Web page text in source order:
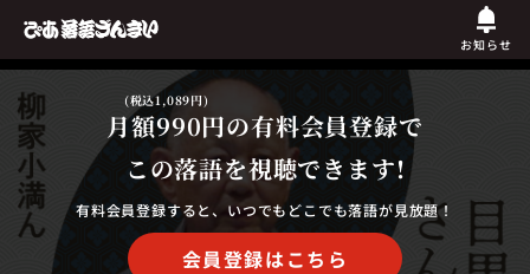
お知らせ
月額990円
(税込1,089円)
の有料会員登録で
この落語を視聴できます!
有料会員登録すると、いつでもどこでも落語が見放題！
会員登録はこちら